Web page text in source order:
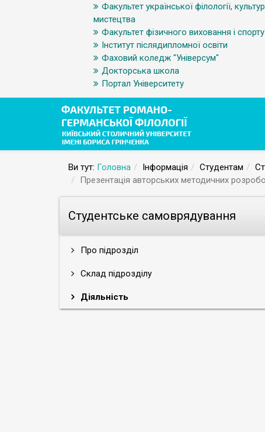
Факультет української філології,
мистецтва
Факультет фізичного виховання і спорту
Інститут післядипломної освіти
Фаховий коледж "Універсум"
Докторська школа
Портал Університету
Ви тут: Головна Інформація Студентам
Презентація авторських методичних
Студентське самоврядування
Про підрозділ
Склад підрозділу
Діяльність